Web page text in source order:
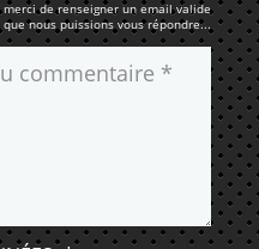
merci de renseigner un email valide
que nous puissions vous répondre...